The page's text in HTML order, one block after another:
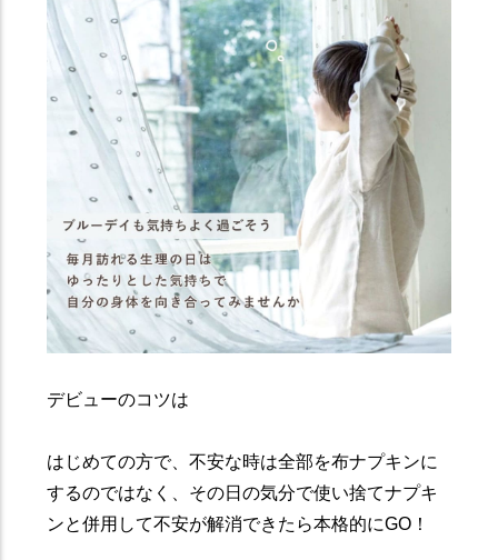
デビューのコツは
はじめての方で、不安な時は全部を布ナプキンに
するのではなく、その日の気分で使い捨てナプキ
ンと併用して不安が解消できたら本格的にGO！